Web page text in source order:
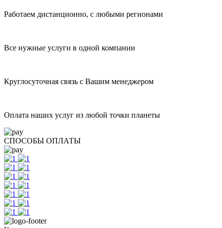
Работаем дистанционно, с любыми регионами
Все нужные услуги в одной компании
Круглосуточная связь с Вашим менеджером
Оплата наших услуг из любой точки планеты
СПОСОБЫ ОПЛАТЫ